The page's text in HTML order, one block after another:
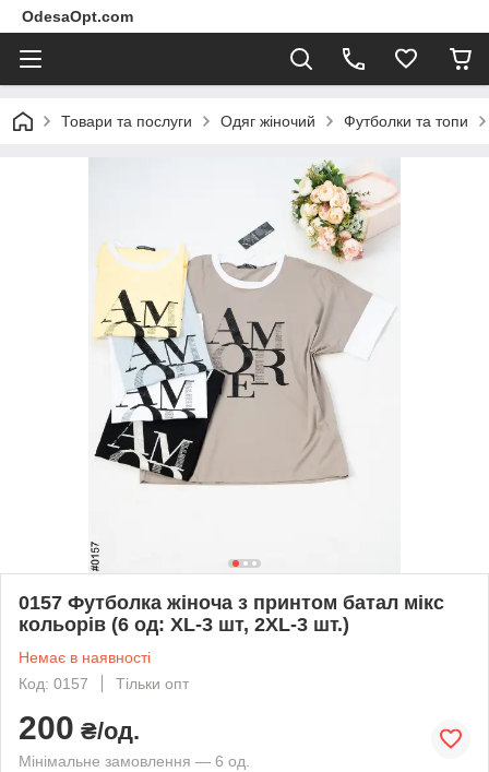
OdesaOpt.com
Товари та послуги Одяг жіночий Футболки та топи
0157 Футболка жіноча з принтом батал мікс
кольорів (6 од: XL-3 шт, 2XL-3 шт.)
Немає в наявності
Код: 0157
Тільки опт
200 ₴/од.
Мінімальне замовлення — 6 од.